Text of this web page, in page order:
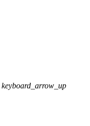
keyboard_arrow_up